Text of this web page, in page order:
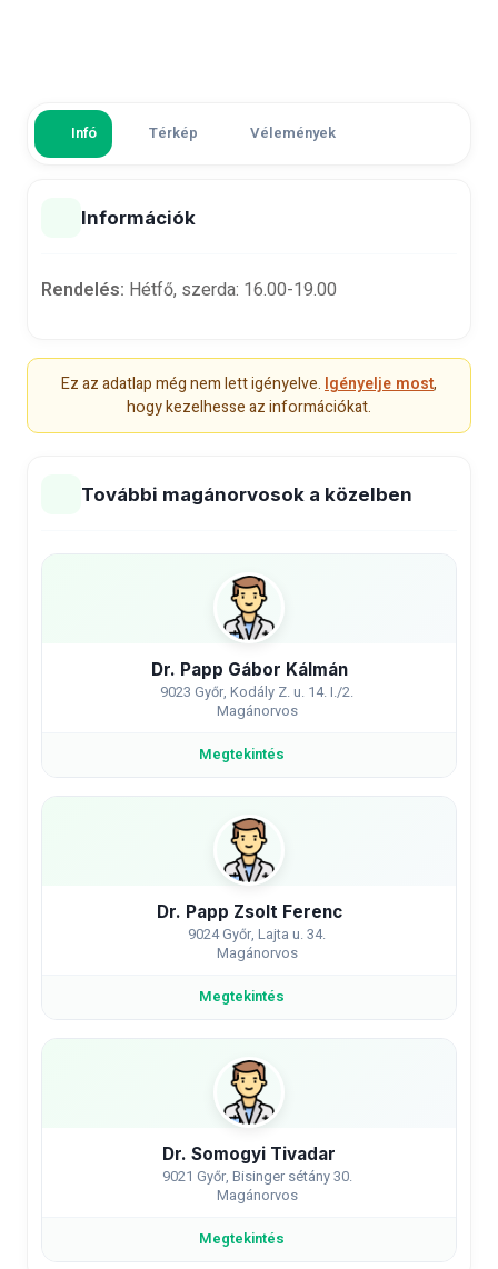
Infó Térkép Vélemények
Információk
Rendelés: Hétfő, szerda: 16.00-19.00
Ez az adatlap még nem lett igényelve. Igényelje most,
hogy kezelhesse az információkat.
További magánorvosok a közelben
Dr. Papp Gábor Kálmán
9023 Győr, Kodály Z. u. 14. I./2.
Magánorvos
Megtekintés
Dr. Papp Zsolt Ferenc
9024 Győr, Lajta u. 34.
Magánorvos
Megtekintés
Dr. Somogyi Tivadar
9021 Győr, Bisinger sétány 30.
Magánorvos
Megtekintés